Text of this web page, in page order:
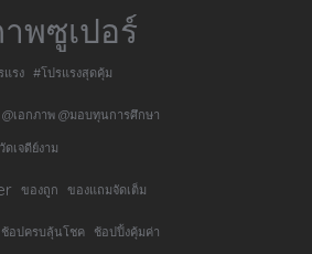
พซูเปอร์
แรง #โปรแรงสุดคุ้ม
เอกภาพ @มอบทุนการศึกษา
ดเจดีย์งาม
ของถูก ของแถมจัดเต็ม
ช้อปครบลุ้นโชค ช้อปปิ้งคุ้มค่า